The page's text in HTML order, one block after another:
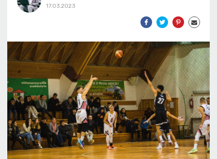
17.03.2023